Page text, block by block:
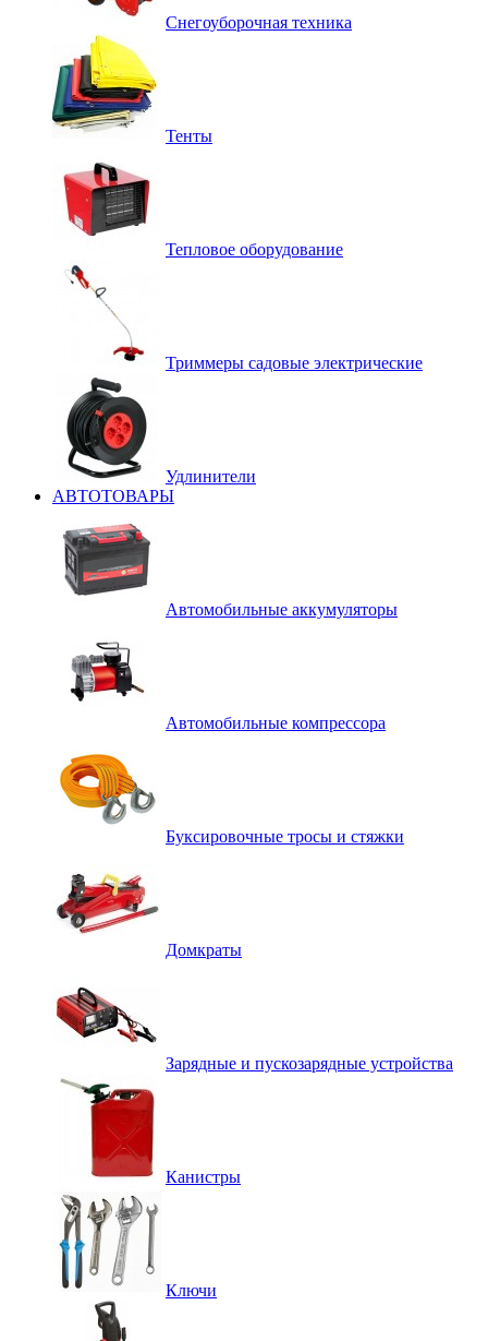
Снегоуборочная техника
Тенты
Тепловое оборудование
Триммеры садовые электрические
Удлинители
АВТОТОВАРЫ
Автомобильные аккумуляторы
Автомобильные компрессора
Буксировочные тросы и стяжки
Домкраты
Зарядные и пускозарядные устройства
Канистры
Ключи